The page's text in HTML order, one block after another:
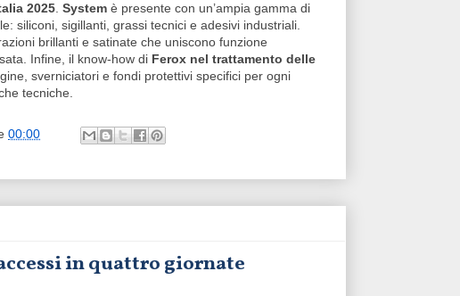
2025. System è presente con un’ampia gamma di
siliconi, sigillanti, grassi tecnici e adesivi industriali.
brillanti e satinate che uniscono funzione
Infine, il know-how di Ferox nel trattamento delle
sverniciatori e fondi protettivi specifici per ogni
tecniche.
00:00
in quattro giornate